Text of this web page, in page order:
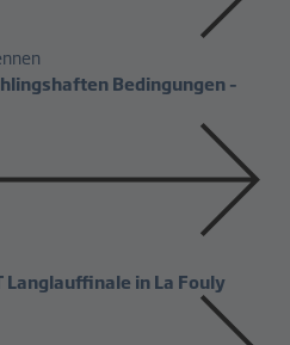
Bedingungen –
Langlauffinale in La Fouly